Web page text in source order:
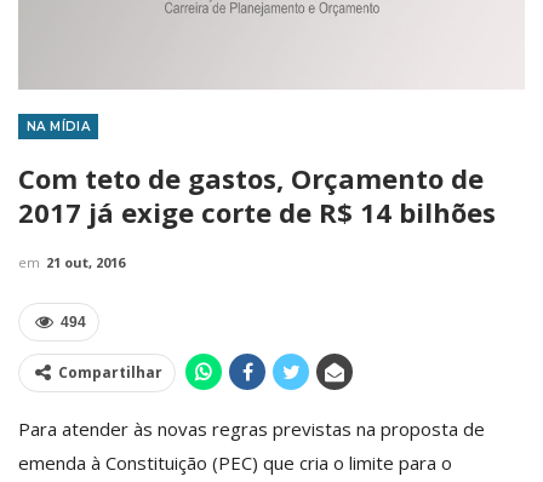
NA MÍDIA
Com teto de gastos, Orçamento de
2017 já exige corte de R$ 14 bilhões
em 21 out, 2016
494
Compartilhar
Para atender às novas regras previstas na proposta de
emenda à Constituição (PEC) que cria o limite para o